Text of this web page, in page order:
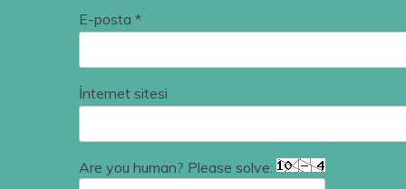
E-posta *
İnternet sitesi
Are you human? Please solve: